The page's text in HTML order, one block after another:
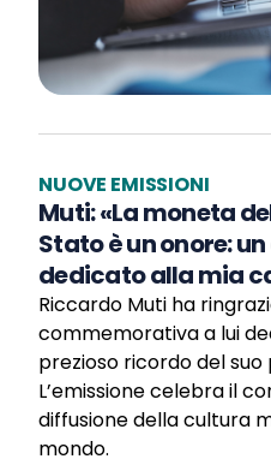
NUOVE EMISSIONI
Muti: «La moneta
Stato è un onore:
dedicato alla mia
Riccardo Muti ha
commemorativa a lui
prezioso ricordo del
L’emissione celebra il
diffusione della cultura
mondo.